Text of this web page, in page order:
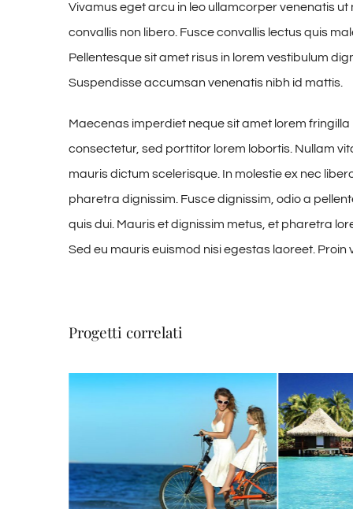
Vivamus eget arcu in leo ullamcorper venenatis
convallis non libero. Fusce convallis lectus quis
Pellentesque sit amet risus in lorem vestibulum
Suspendisse accumsan venenatis nibh id mattis.
Maecenas imperdiet neque sit amet lorem
consectetur, sed porttitor lorem lobortis. Nullam
mauris dictum scelerisque. In molestie ex nec
pharetra dignissim. Fusce dignissim, odio a
quis dui. Mauris et dignissim metus, et pharetra
Sed eu mauris euismod nisi egestas laoreet.
Progetti correlati